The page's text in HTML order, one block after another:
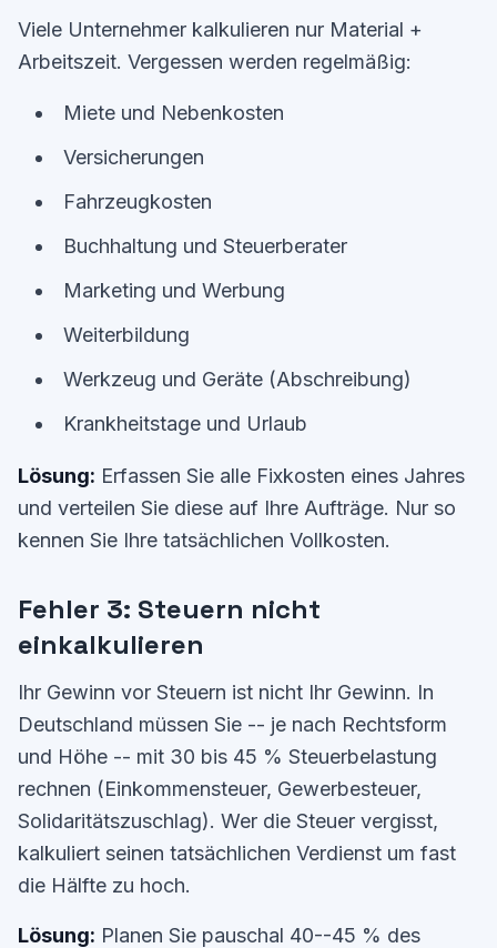
Viele Unternehmer kalkulieren nur Material +
Arbeitszeit. Vergessen werden regelmäßig:
Miete und Nebenkosten
Versicherungen
Fahrzeugkosten
Buchhaltung und Steuerberater
Marketing und Werbung
Weiterbildung
Werkzeug und Geräte (Abschreibung)
Krankheitstage und Urlaub
Lösung: Erfassen Sie alle Fixkosten eines Jahres
und verteilen Sie diese auf Ihre Aufträge. Nur so
kennen Sie Ihre tatsächlichen Vollkosten.
Fehler 3: Steuern nicht
einkalkulieren
Ihr Gewinn vor Steuern ist nicht Ihr Gewinn. In
Deutschland müssen Sie -- je nach Rechtsform
und Höhe -- mit 30 bis 45 % Steuerbelastung
rechnen (Einkommensteuer, Gewerbesteuer,
Solidaritätszuschlag). Wer die Steuer vergisst,
kalkuliert seinen tatsächlichen Verdienst um fast
die Hälfte zu hoch.
Lösung: Planen Sie pauschal 40--45 % des